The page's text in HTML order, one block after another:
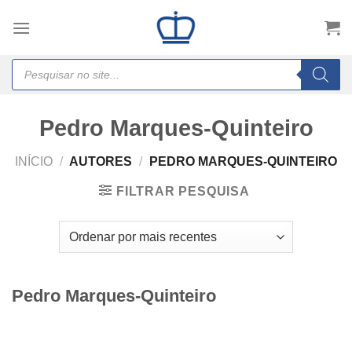
Products
search
Pedro Marques-Quinteiro
INÍCIO / AUTORES / PEDRO MARQUES-QUINTEIRO
FILTRAR PESQUISA
Pedro Marques-Quinteiro